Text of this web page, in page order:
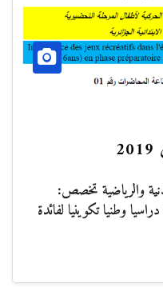
والرياضية تخصص:
وطنيا تكوينيا لفائدة